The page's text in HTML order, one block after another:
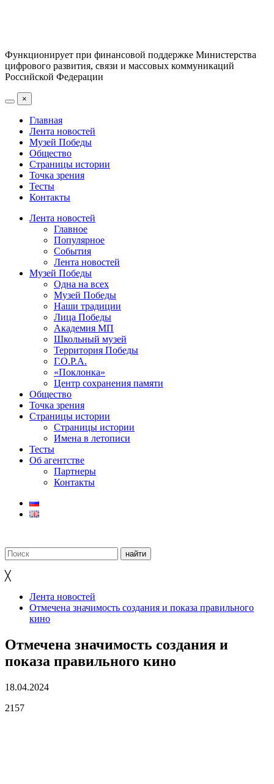
Функционирует при финансовой поддержке Министерства
цифрового развития, связи и массовых коммуникаций
Российской Федерации
×
Главная
Лента новостей
Музей Победы
Общество
Страницы истории
Точка зрения
Тесты
Контакты
Лента новостей
Главное
Популярное
События
Лента новостей
Музей Победы
Одна на всех
Музей Победы
Наши традиции
Лица Победы
Академия МП
Школьный музей
Территория Победы
Г.О.Р.А.
«Поклонка»
Центр сохранения памяти
Общество
Точка зрения
Страницы истории
Страницы истории
Имена в летописи
Тесты
Об агентстве
Партнеры
Контакты
╳
Лента новостей
Отмечена значимость создания и показа правильного
кино
Отмечена значимость создания и
показа правильного кино
18.04.2024
2157